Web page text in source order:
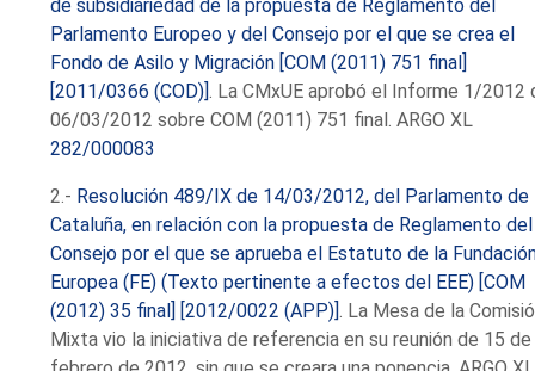
de subsidiariedad de la propuesta de Reglamento del
Parlamento Europeo y del Consejo por el que se crea el
Fondo de Asilo y Migración [COM (2011) 751 final]
[2011/0366 (COD)] . La CMxUE aprobó el Informe 1/2012
06/03/2012 sobre COM (2011) 751 final. ARGO XL
282/000083
2.- Resolución 489/IX de 14/03/2012, del Parlamento de
Cataluña, en relación con la propuesta de Reglamento del
Consejo por el que se aprueba el Estatuto de la
Europea (FE) (Texto pertinente a efectos del EEE) [COM
(2012) 35 final] [2012/0022 (APP)] . La Mesa de la
Mixta vio la iniciativa de referencia en su reunión de 15 de